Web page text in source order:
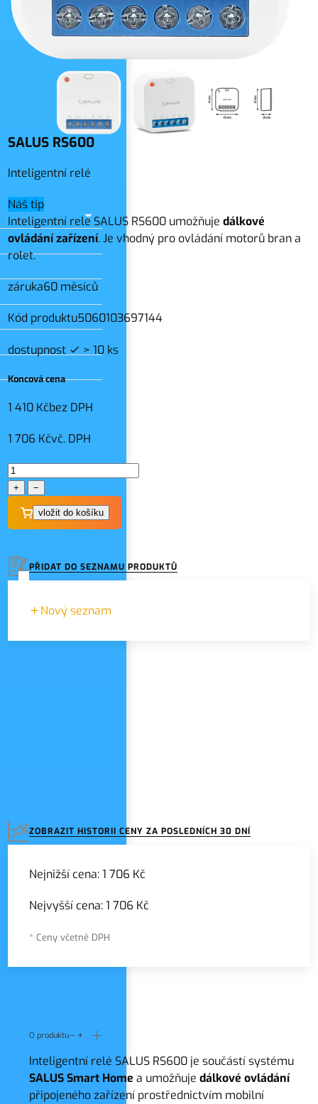
SALUS RS600
Inteligentní relé
Náš tip
Inteligentní relé SALUS RS600 umožňuje dálkové
ovládání zařízení. Je vhodný pro ovládání motorů bran a
rolet.
záruka60 měsíců
Kód produktu5060103697144
dostupnost > 10 ks
Koncová cena
1 410 Kčbez DPH
1 706 Kčvč. DPH
+ −
PŘIDAT DO SEZNAMU PRODUKTŮ
Nový seznam
Zadejte název seznamu
ZOBRAZIT HISTORII CENY ZA POSLEDNÍCH 30 DNÍ
Nejnižší cena:1 706 Kč
Nejvyšší cena:1 706 Kč
* Ceny včetně DPH
O produktu
Inteligentní relé SALUS RS600 je součástí systému
SALUS Smart Home a umožňujedálkové ovládání
připojeného zařízení prostřednictvím mobilní